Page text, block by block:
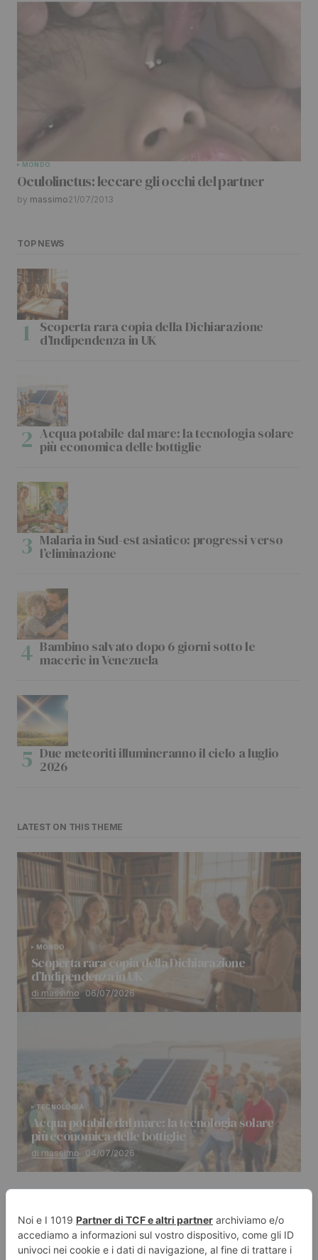
MONDO
Oculolinctus: leccare gli occhi del partner
by massimo21/07/2013
TOP NEWS
Scoperta rara copia della Dichiarazione
d’Indipendenza in UK
Acqua potabile dal mare: la tecnologia solare
più economica delle bottiglie
Malaria in Sud-est asiatico: progressi verso
l’eliminazione
Bambino salvato dopo 6 giorni sotto le
macerie in Venezuela
Due meteoriti illumineranno il cielo a luglio
2026
LATEST ON THIS THEME
MONDO
Scoperta rara copia della Dichiarazione
d’Indipendenza in UK
di massimo 06/07/2026
TECNOLOGIA
Acqua potabile dal mare: la tecnologia solare
più economica delle bottiglie
di massimo 04/07/2026